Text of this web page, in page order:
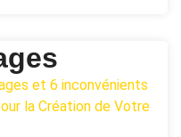
et 6 inconvénients
la Création de Votre